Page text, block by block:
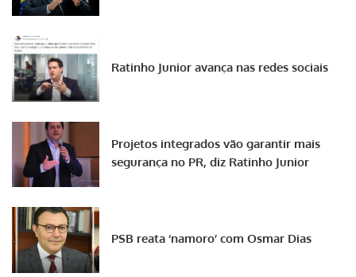
Ratinho Junior avança nas redes sociais
Projetos integrados vão garantir mais
segurança no PR, diz Ratinho Junior
PSB reata ‘namoro’ com Osmar Dias